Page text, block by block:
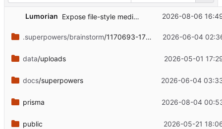
Lumorian Expose file-style media URLs for LivePhoto Easy 2026-08-06
.superpowers/brainstorm/1170693-1780491168 2026-06-04
data/uploads 2026-05-01
docs/superpowers 2026-06-04
prisma 2026-08-04
public 2026-05-21